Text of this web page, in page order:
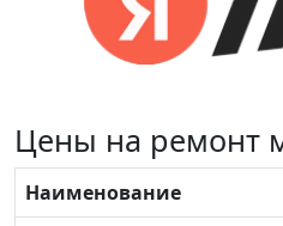
Цены на ремонт
Наименование